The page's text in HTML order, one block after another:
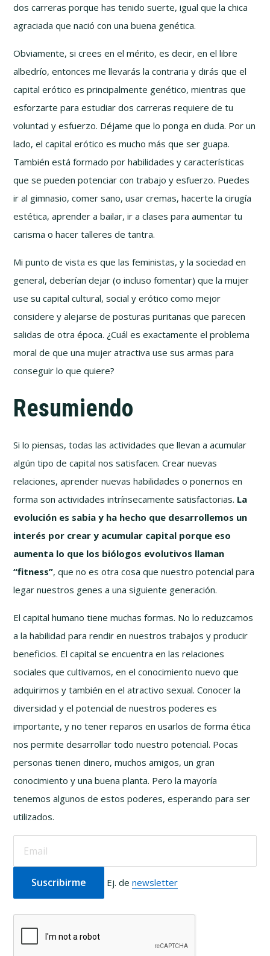
dos carreras porque has tenido suerte, igual que la chica
agraciada que nació con una buena genética.
Obviamente, si crees en el mérito, es decir, en el libre
albedrío, entonces me llevarás la contraria y dirás que el
capital erótico es principalmente genético, mientras que
esforzarte para estudiar dos carreras requiere de tu
voluntad y esfuerzo. Déjame que lo ponga en duda. Por un
lado, el capital erótico es mucho más que ser guapa.
También está formado por habilidades y características
que se pueden potenciar con trabajo y esfuerzo. Puedes
ir al gimnasio, comer sano, usar cremas, hacerte la cirugía
estética, aprender a bailar, ir a clases para aumentar tu
carisma o hacer talleres de tantra.
Mi punto de vista es que las feministas, y la sociedad en
general, deberían dejar (o incluso fomentar) que la mujer
use su capital cultural, social y erótico como mejor
considere y alejarse de posturas puritanas que parecen
salidas de otra época. ¿Cuál es exactamente el problema
moral de que una mujer atractiva use sus armas para
conseguir lo que quiere?
Resumiendo
Si lo piensas, todas las actividades que llevan a acumular
algún tipo de capital nos satisfacen. Crear nuevas
relaciones, aprender nuevas habilidades o ponernos en
forma son actividades intrínsecamente satisfactorias. La
evolución es sabia y ha hecho que desarrollemos un
interés por crear y acumular capital porque eso
aumenta lo que los biólogos evolutivos llaman
“fitness”, que no es otra cosa que nuestro potencial para
legar nuestros genes a una siguiente generación.
El capital humano tiene muchas formas. No lo reduzcamos
a la habilidad para rendir en nuestros trabajos y producir
beneficios. El capital se encuentra en las relaciones
sociales que cultivamos, en el conocimiento nuevo que
adquirimos y también en el atractivo sexual. Conocer la
diversidad y el potencial de nuestros poderes es
importante, y no tener reparos en usarlos de forma ética
nos permite desarrollar todo nuestro potencial. Pocas
personas tienen dinero, muchos amigos, un gran
conocimiento y una buena planta. Pero la mayoría
tenemos algunos de estos poderes, esperando para ser
utilizados.
Ej. denewsletter